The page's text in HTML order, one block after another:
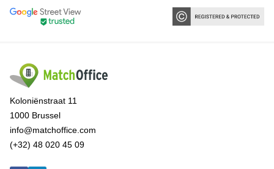
Koloniënstraat 11
1000 Brussel
info@matchoffice.com
(+32) 48 020 45 09